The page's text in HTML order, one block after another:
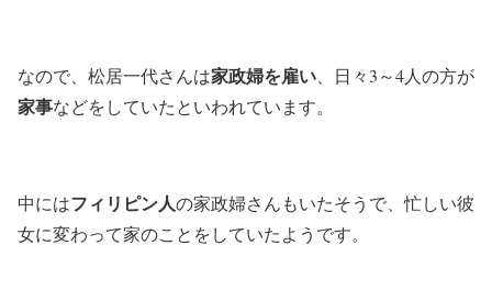
なので、松居一代さんは家政婦を雇い 、日々3～4人の方が
家事などをしていたといわれています。
中にはフィリピン人の家政婦さんもいたそうで、忙しい彼
女に変わって家のことをしていたようです。